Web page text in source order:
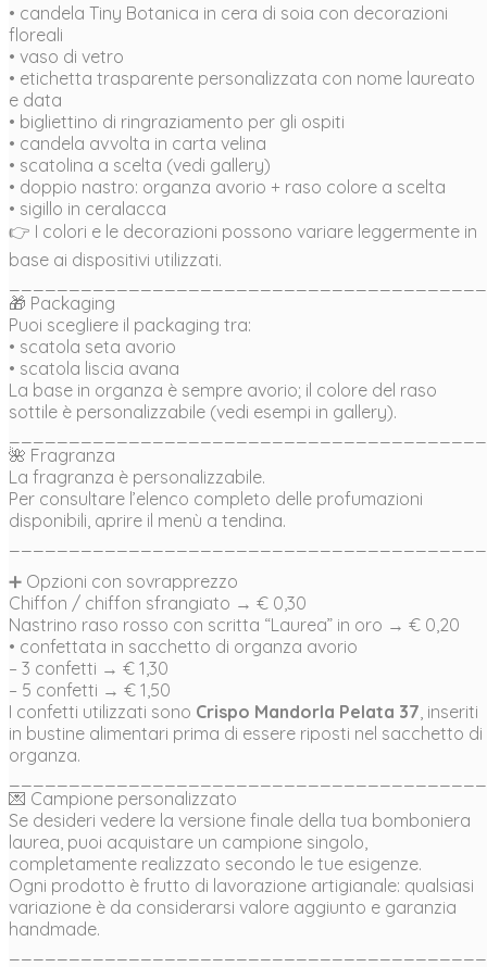
• candela Tiny Botanica in cera di soia con decorazioni
floreali
• vaso di vetro
• etichetta trasparente personalizzata con nome laureato
e data
• bigliettino di ringraziamento per gli ospiti
• candela avvolta in carta velina
• scatolina a scelta (vedi gallery)
• doppio nastro: organza avorio + raso colore a scelta
• sigillo in ceralacca
👉 I colori e le decorazioni possono variare leggermente in
base ai dispositivi utilizzati.
🎁 Packaging
Puoi scegliere il packaging tra:
• scatola seta avorio
• scatola liscia avana
La base in organza è sempre avorio; il colore del raso
sottile è personalizzabile (vedi esempi in gallery).
🌺 Fragranza
La fragranza è personalizzabile.
Per consultare l’elenco completo delle profumazioni
disponibili, aprire il menù a tendina.
➕ Opzioni con sovrapprezzo
Chiffon / chiffon sfrangiato → € 0,30
Nastrino raso rosso con scritta “Laurea” in oro → € 0,20
• confettata in sacchetto di organza avorio
– 3 confetti → € 1,30
– 5 confetti → € 1,50
I confetti utilizzati sono Crispo Mandorla Pelata 37 , inseriti
in bustine alimentari prima di essere riposti nel sacchetto di
organza.
💌 Campione personalizzato
Se desideri vedere la versione finale della tua bomboniera
laurea, puoi acquistare un campione singolo,
completamente realizzato secondo le tue esigenze.
Ogni prodotto è frutto di lavorazione artigianale: qualsiasi
variazione è da considerarsi valore aggiunto e garanzia
handmade.